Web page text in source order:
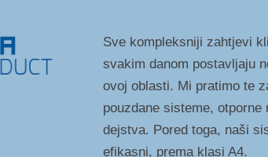
Sve kompleksniji zahtjevi
svakim danom postavljaju
ovoj oblasti. Mi pratimo te
pouzdane sisteme,
dejstva. Pored toga, naši
efikasni, prema klasi A4.